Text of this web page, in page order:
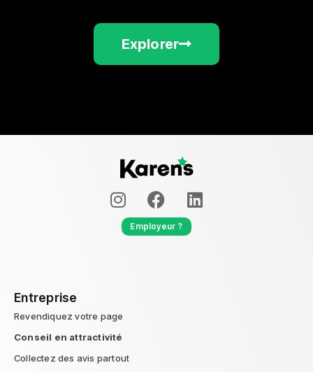
Explorer
Employeur ?
Entreprise
Revendiquez votre page
Conseil en attractivité
Collectez des avis partout